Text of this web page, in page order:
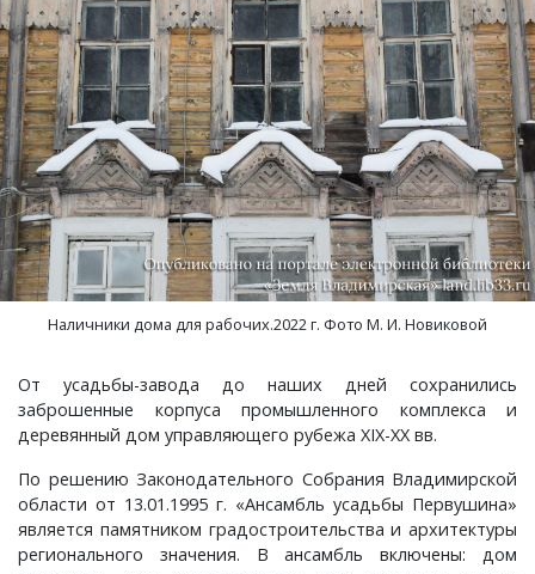
Наличники дома для рабочих.2022 г. Фото М. И. Новиковой
От усадьбы-завода до наших дней сохранились
заброшенные корпуса промышленного комплекса и
деревянный дом управляющего рубежа XIX-XX вв.
По решению Законодательного Собрания Владимирской
области от 13.01.1995 г. «Ансамбль усадьбы Первушина»
является памятником градостроительства и архитектуры
регионального значения. В ансамбль включены: дом